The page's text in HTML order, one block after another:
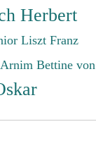
Herbert
Liszt Franz
Arnim Bettine von